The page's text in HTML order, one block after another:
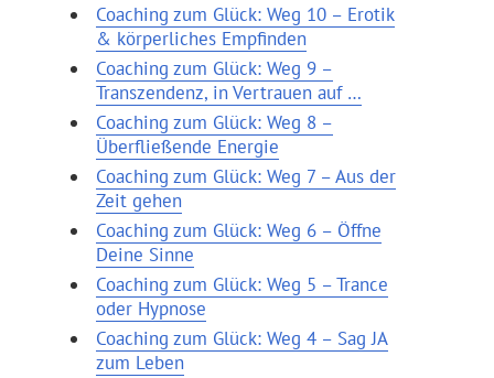
Coaching zum Glück: Weg 10 – Erotik
& körperliches Empfinden
Coaching zum Glück: Weg 9 –
Transzendenz, in Vertrauen auf …
Coaching zum Glück: Weg 8 –
Überfließende Energie
Coaching zum Glück: Weg 7 – Aus der
Zeit gehen
Coaching zum Glück: Weg 6 – Öffne
Deine Sinne
Coaching zum Glück: Weg 5 – Trance
oder Hypnose
Coaching zum Glück: Weg 4 – Sag JA
zum Leben